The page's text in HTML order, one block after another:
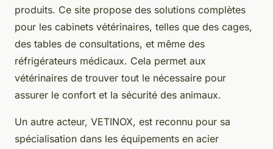
produits. Ce site propose des solutions complètes
pour les cabinets vétérinaires, telles que des cages,
des tables de consultations, et même des
réfrigérateurs médicaux. Cela permet aux
vétérinaires de trouver tout le nécessaire pour
assurer le confort et la sécurité des animaux.
Un autre acteur, VETINOX, est reconnu pour sa
spécialisation dans les équipements en acier